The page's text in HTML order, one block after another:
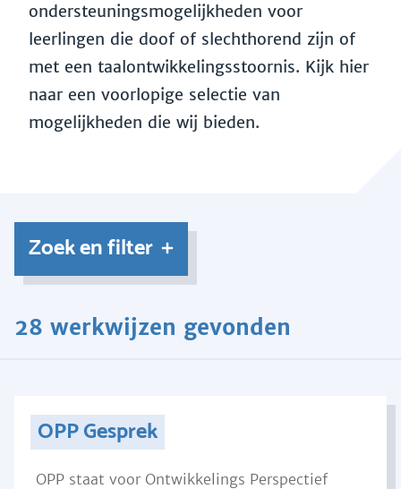
ondersteuningsmogelijkheden voor
leerlingen die doof of slechthorend zijn of
met een taalontwikkelingsstoornis. Kijk hier
naar een voorlopige selectie van
mogelijkheden die wij bieden.
Zoek en filter
28 werkwijzen gevonden
OPP Gesprek
OPP staat voor Ontwikkelings Perspectief